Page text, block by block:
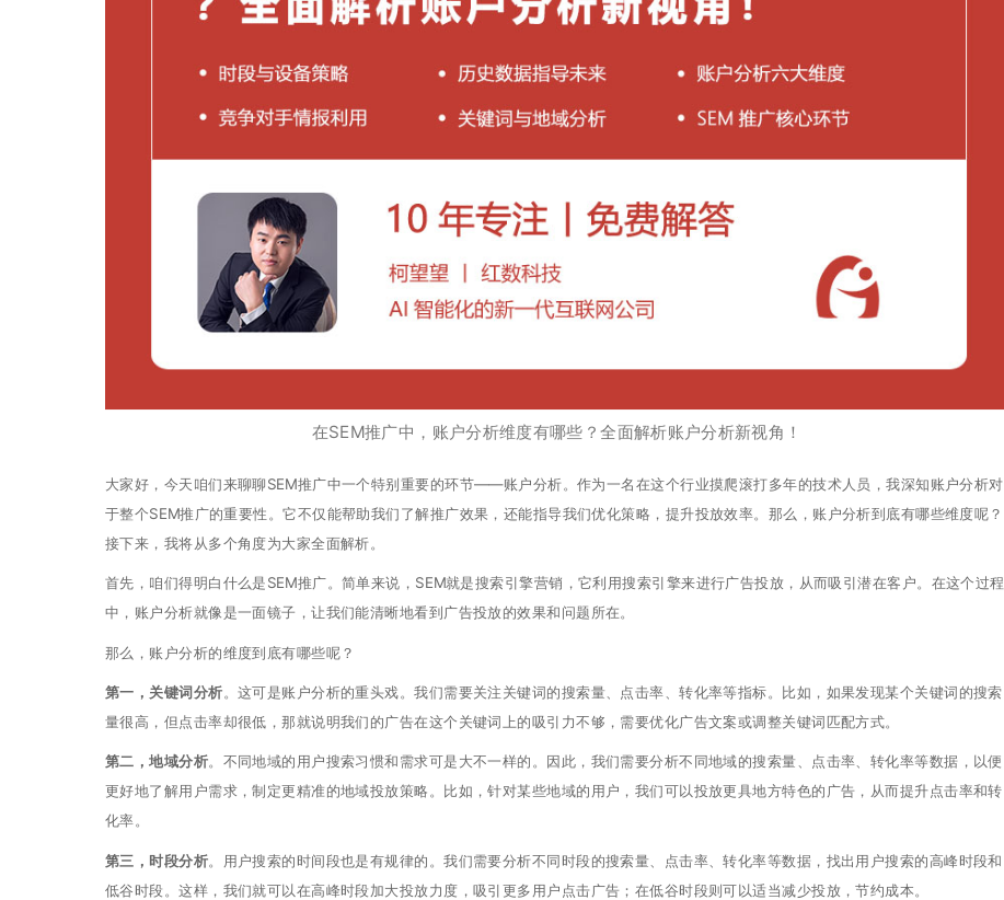
在SEM推广中，账户分析维度有哪些？全面解析账户分析新视角！
大家好，今天咱们来聊聊SEM推广中一个特别重要的环节——账户分析。作为一名在这个行业摸爬滚打多年的技术人员，我深知账户分析对
于整个SEM推广的重要性。它不仅能帮助我们了解推广效果，还能指导我们优化策略，提升投放效率。那么，账户分析到底有哪些维度呢？
接下来，我将从多个角度为大家全面解析。
首先，咱们得明白什么是SEM推广。简单来说，SEM就是搜索引擎营销，它利用搜索引擎来进行广告投放，从而吸引潜在客户。在这个过程
中，账户分析就像是一面镜子，让我们能清晰地看到广告投放的效果和问题所在。
那么，账户分析的维度到底有哪些呢？
第一，关键词分析。这可是账户分析的重头戏。我们需要关注关键词的搜索量、点击率、转化率等指标。比如，如果发现某个关键词的搜索
量很高，但点击率却很低，那就说明我们的广告在这个关键词上的吸引力不够，需要优化广告文案或调整关键词匹配方式。
第二，地域分析。不同地域的用户搜索习惯和需求可是大不一样的。因此，我们需要分析不同地域的搜索量、点击率、转化率等数据，以便
更好地了解用户需求，制定更精准的地域投放策略。比如，针对某些地域的用户，我们可以投放更具地方特色的广告，从而提升点击率和转
化率。
第三，时段分析。用户搜索的时间段也是有规律的。我们需要分析不同时段的搜索量、点击率、转化率等数据，找出用户搜索的高峰时段和
低谷时段。这样，我们就可以在高峰时段加大投放力度，吸引更多用户点击广告；在低谷时段则可以适当减少投放，节约成本。